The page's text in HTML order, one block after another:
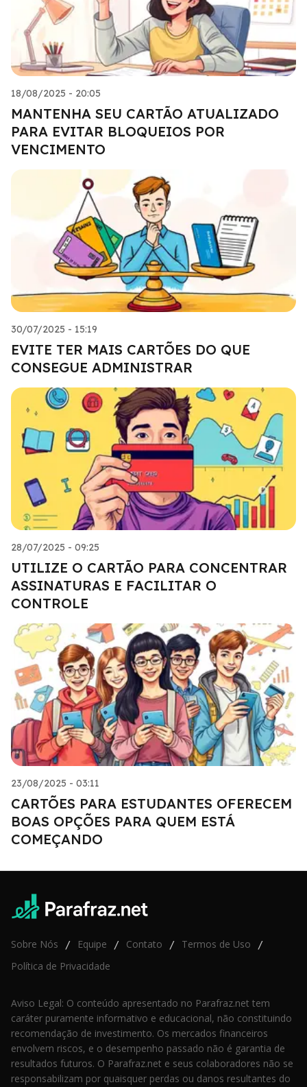
18/08/2025 - 20:05
MANTENHA SEU CARTÃO ATUALIZADO
PARA EVITAR BLOQUEIOS POR
VENCIMENTO
30/07/2025 - 15:19
EVITE TER MAIS CARTÕES DO QUE
CONSEGUE ADMINISTRAR
28/07/2025 - 09:25
UTILIZE O CARTÃO PARA CONCENTRAR
ASSINATURAS E FACILITAR O
CONTROLE
23/08/2025 - 03:11
CARTÕES PARA ESTUDANTES OFERECEM
BOAS OPÇÕES PARA QUEM ESTÁ
COMEÇANDO
Sobre Nós / Equipe / Contato / Termos de Uso /
Política de Privacidade
Aviso Legal: O conteúdo apresentado no Parafraz.net tem
caráter puramente informativo e educacional, não constituindo
recomendação de investimento. Os mercados financeiros
envolvem riscos, e o desempenho passado não é garantia de
resultados futuros. O Parafraz.net e seus colaboradores não se
responsabilizam por quaisquer perdas ou danos resultantes do